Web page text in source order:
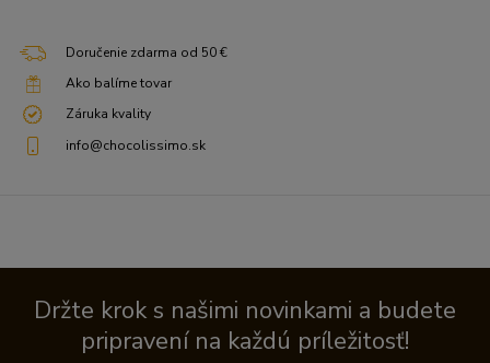
Doručenie zdarma od 50 €
Ako balíme tovar
Záruka kvality
info@chocolissimo.sk
Držte krok s našimi novinkami a budete
pripravení na každú príležitosť!